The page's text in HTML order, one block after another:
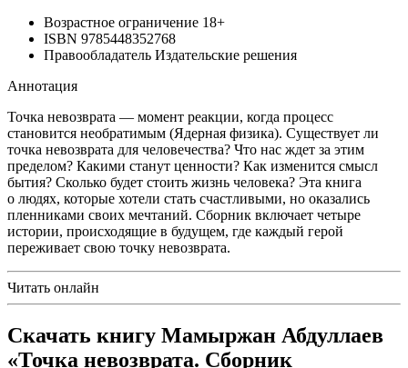
Возрастное ограничение 18+
ISBN 9785448352768
Правообладатель Издательские решения
Аннотация
Точка невозврата — момент реакции, когда процесс
становится необратимым (Ядерная физика). Существует ли
точка невозврата для человечества? Что нас ждет за этим
пределом? Какими станут ценности? Как изменится смысл
бытия? Сколько будет стоить жизнь человека? Эта книга
о людях, которые хотели стать счастливыми, но оказались
пленниками своих мечтаний. Сборник включает четыре
истории, происходящие в будущем, где каждый герой
переживает свою точку невозврата.
Читать онлайн
Скачать книгу Мамыржан Абдуллаев
«Точка невозврата. Сборник